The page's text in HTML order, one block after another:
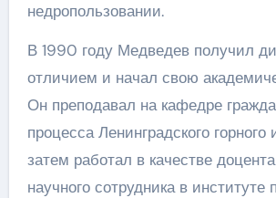
недропользовании.
В 1990 году Медведев получил
отличием и начал свою
Он преподавал на кафедре
процесса Ленинградского горного
затем работал в качестве
научного сотрудника в институте